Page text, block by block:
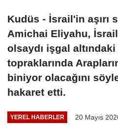
Kudüs - İsrail'in aşırı
Amichai Eliyahu,
olsaydı işgal
topraklarında
biniyor olacağını
hakaret etti.
YEREL HABERLER 20 Mayıs